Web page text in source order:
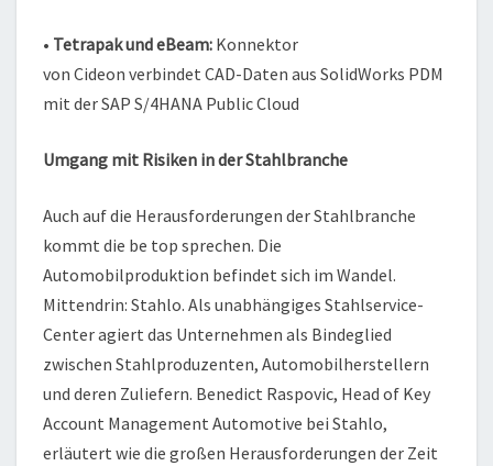
• Tetrapak und eBeam: Konnektor
von Cideon verbindet CAD-Daten aus SolidWorks PDM
mit der SAP S/4HANA Public Cloud
Umgang mit Risiken in der Stahlbranche
Auch auf die Herausforderungen der Stahlbranche
kommt die be top sprechen. Die
Automobilproduktion befindet sich im Wandel.
Mittendrin: Stahlo. Als unabhängiges Stahlservice-
Center agiert das Unternehmen als Bindeglied
zwischen Stahlproduzenten, Automobilherstellern
und deren Zuliefern. Benedict Raspovic, Head of Key
Account Management Automotive bei Stahlo,
erläutert wie die großen Herausforderungen der Zeit